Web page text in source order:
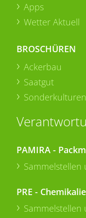
Apps
Wetter Aktuell
BROSCHÜREN
Ackerbau
Saatgut
Sonderkulturen
PAMIRA -
Sammelstellen
PRE -
Sammelstellen